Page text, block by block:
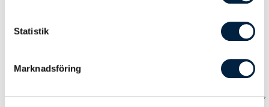
Statistik
Marknadsföring
Antal
Pris kr / st 8 045,00 7 240,00 6